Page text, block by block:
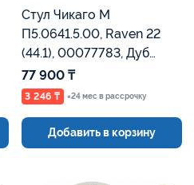
Стул Чикаго М
П5.0641.5.00, Raven 22
(44.1), 00077783, Дуб
Рустикаль, Евромебель
77 900 ₸
3 246 ₸ ×24 мес в рассрочку
Добавить в корзину